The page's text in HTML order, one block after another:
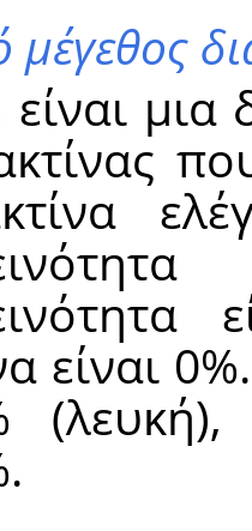
μέγεθος
μια
είναι